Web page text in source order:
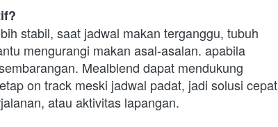
stabil, saat jadwal makan terganggu, tubuh
mengurangi makan asal-asalan. apabila
Mealblend dapat mendukung
on track meski jadwal padat, jadi solusi cepat
atau aktivitas lapangan.